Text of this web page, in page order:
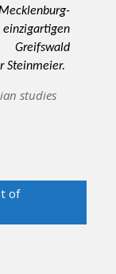
Steinmeier.
studies
of